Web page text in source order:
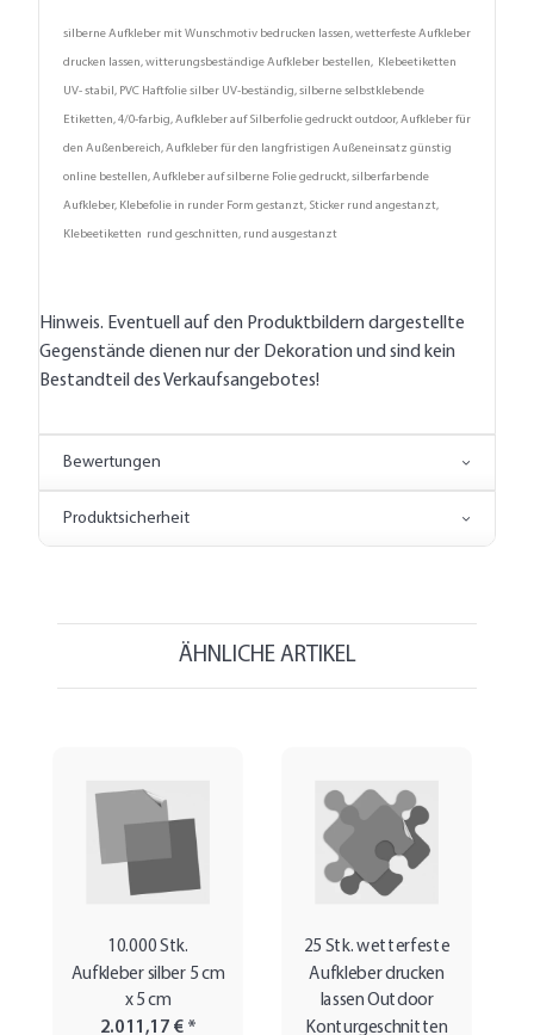
silberne Aufkleber mit Wunschmotiv bedrucken lassen, wetterfeste Aufkleber
drucken lassen, witterungsbeständige Aufkleber bestellen, Klebeetiketten
UV- stabil, PVC Haftfolie silber UV-beständig, silberne selbstklebende
Etiketten, 4/0-farbig, Aufkleber auf Silberfolie gedruckt outdoor, Aufkleber für
den Außenbereich, Aufkleber für den langfristigen Außeneinsatz günstig
online bestellen, Aufkleber auf silberne Folie gedruckt, silberfarbende
Aufkleber, Klebefolie in runder Form gestanzt, Sticker rund angestanzt,
Klebeetiketten rund geschnitten, rund ausgestanzt
Hinweis. Eventuell auf den Produktbildern dargestellte
Gegenstände dienen nur der Dekoration und sind kein
Bestandteil des Verkaufsangebotes!
Bewertungen
Produktsicherheit
ÄHNLICHE ARTIKEL
10.000 Stk.
Aufkleber silber 5 cm
x 5 cm
2.011,17 € *
25 Stk. wetterfeste
Aufkleber drucken
lassen Outdoor
Konturgeschnitten